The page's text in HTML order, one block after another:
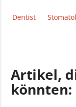
Dentist
Artikel,
könnten: